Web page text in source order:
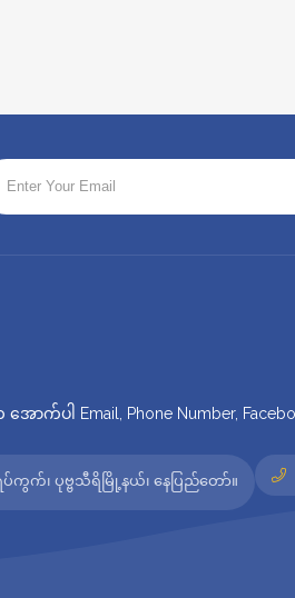
Email, Phone Number,
ပ်ကွက်၊ ပုဗ္ဗသီရိမြို့နယ်၊ နေပြည်တော်။